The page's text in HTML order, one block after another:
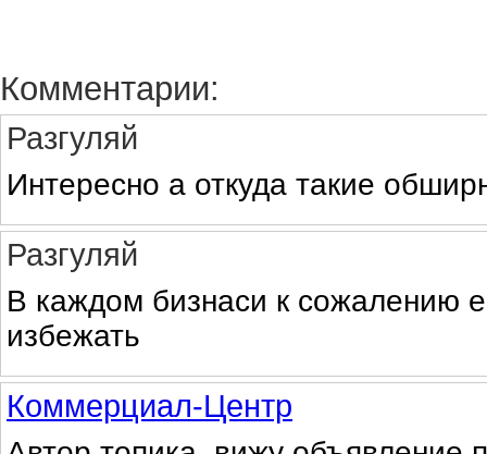
Комментарии:
Разгуляй
Интересно а откуда такие
Разгуляй
В каждом бизнаси к сожалению
избежать
Коммерциал-Центр